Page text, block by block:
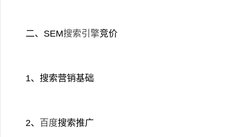
二、SEM搜索引擎竞价
1、搜索营销基础
2、 百度搜索推广